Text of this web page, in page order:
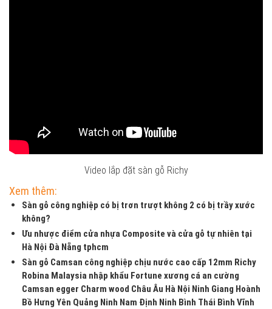
Video lắp đặt sàn gỗ Richy
Xem thêm:
Sàn gỗ công nghiệp có bị trơn trượt không 2 có bị trầy xước
không?
Ưu nhược điểm cửa nhựa Composite và cửa gỗ tự nhiên tại
Hà Nội Đà Nẵng tphcm
Sàn gỗ Camsan công nghiệp chịu nước cao cấp 12mm Richy
Robina Malaysia nhập khẩu Fortune xương cá an cường
Camsan egger Charm wood Châu Âu Hà Nội Ninh Giang Hoành
Bồ Hưng Yên Quảng Ninh Nam Định Ninh Bình Thái Bình Vĩnh